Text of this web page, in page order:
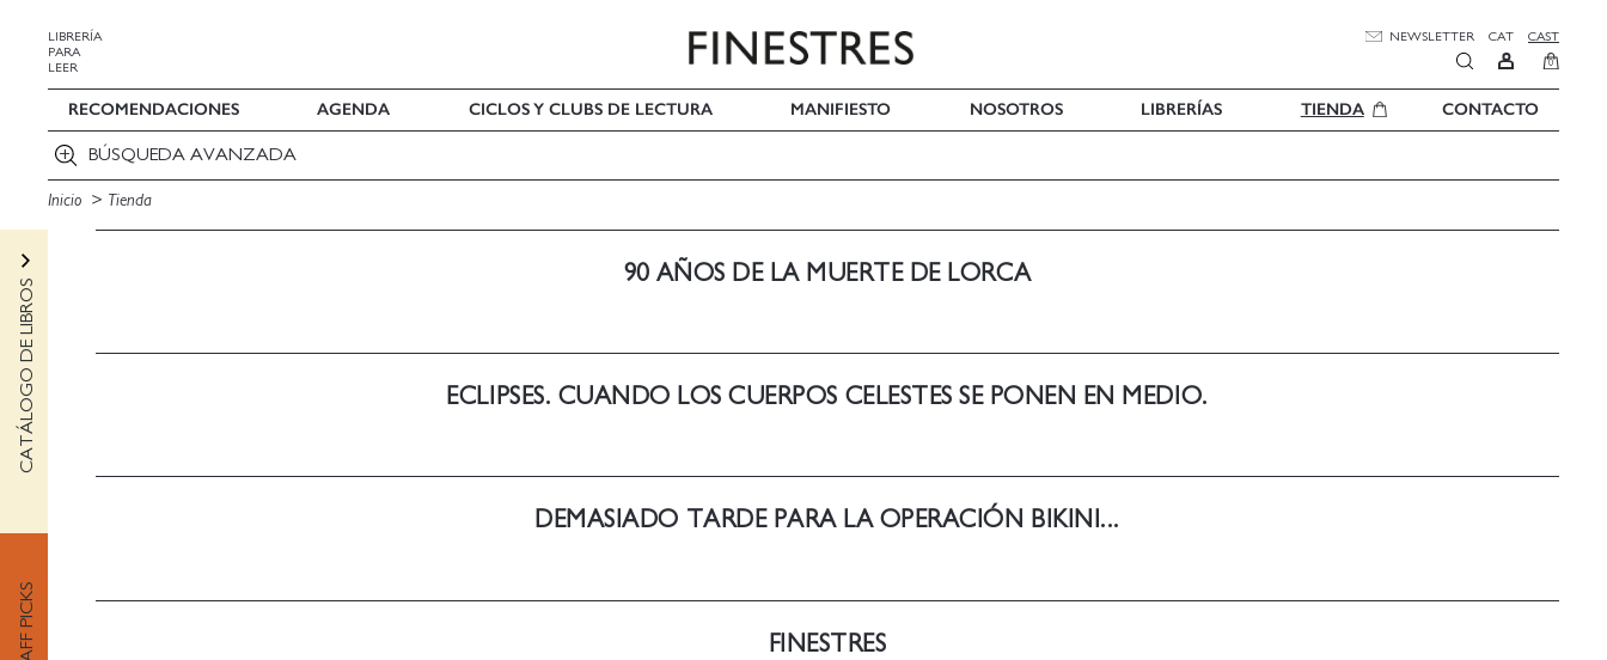
LIBRERÍA
PARA
LEER
NEWSLETTER CAT CAST
0
RECOMENDACIONES AGENDA CICLOS Y CLUBS DE LECTURA MANIFIESTO NOSOTROS LIBRERÍAS TIENDA CONTACTO
BÚSQUEDA AVANZADA
Inicio Tienda
CATÁLOGO DE LIBROS
STAFF PICKS
90 AÑOS DE LA MUERTE DE LORCA
ECLIPSES. CUANDO LOS CUERPOS CELESTES SE PONEN EN MEDIO.
DEMASIADO TARDE PARA LA OPERACIÓN BIKINI...
FINESTRES